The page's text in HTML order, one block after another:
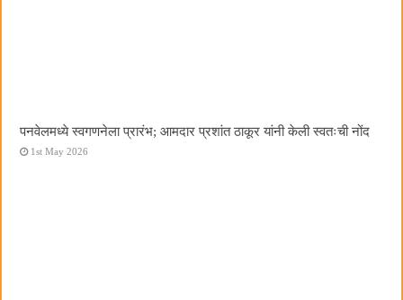
पनवेलमध्ये स्वगणनेला प्रारंभ; आमदार प्रशांत ठाकूर यांनी केली स्वतःची नोंद
1st May 2026